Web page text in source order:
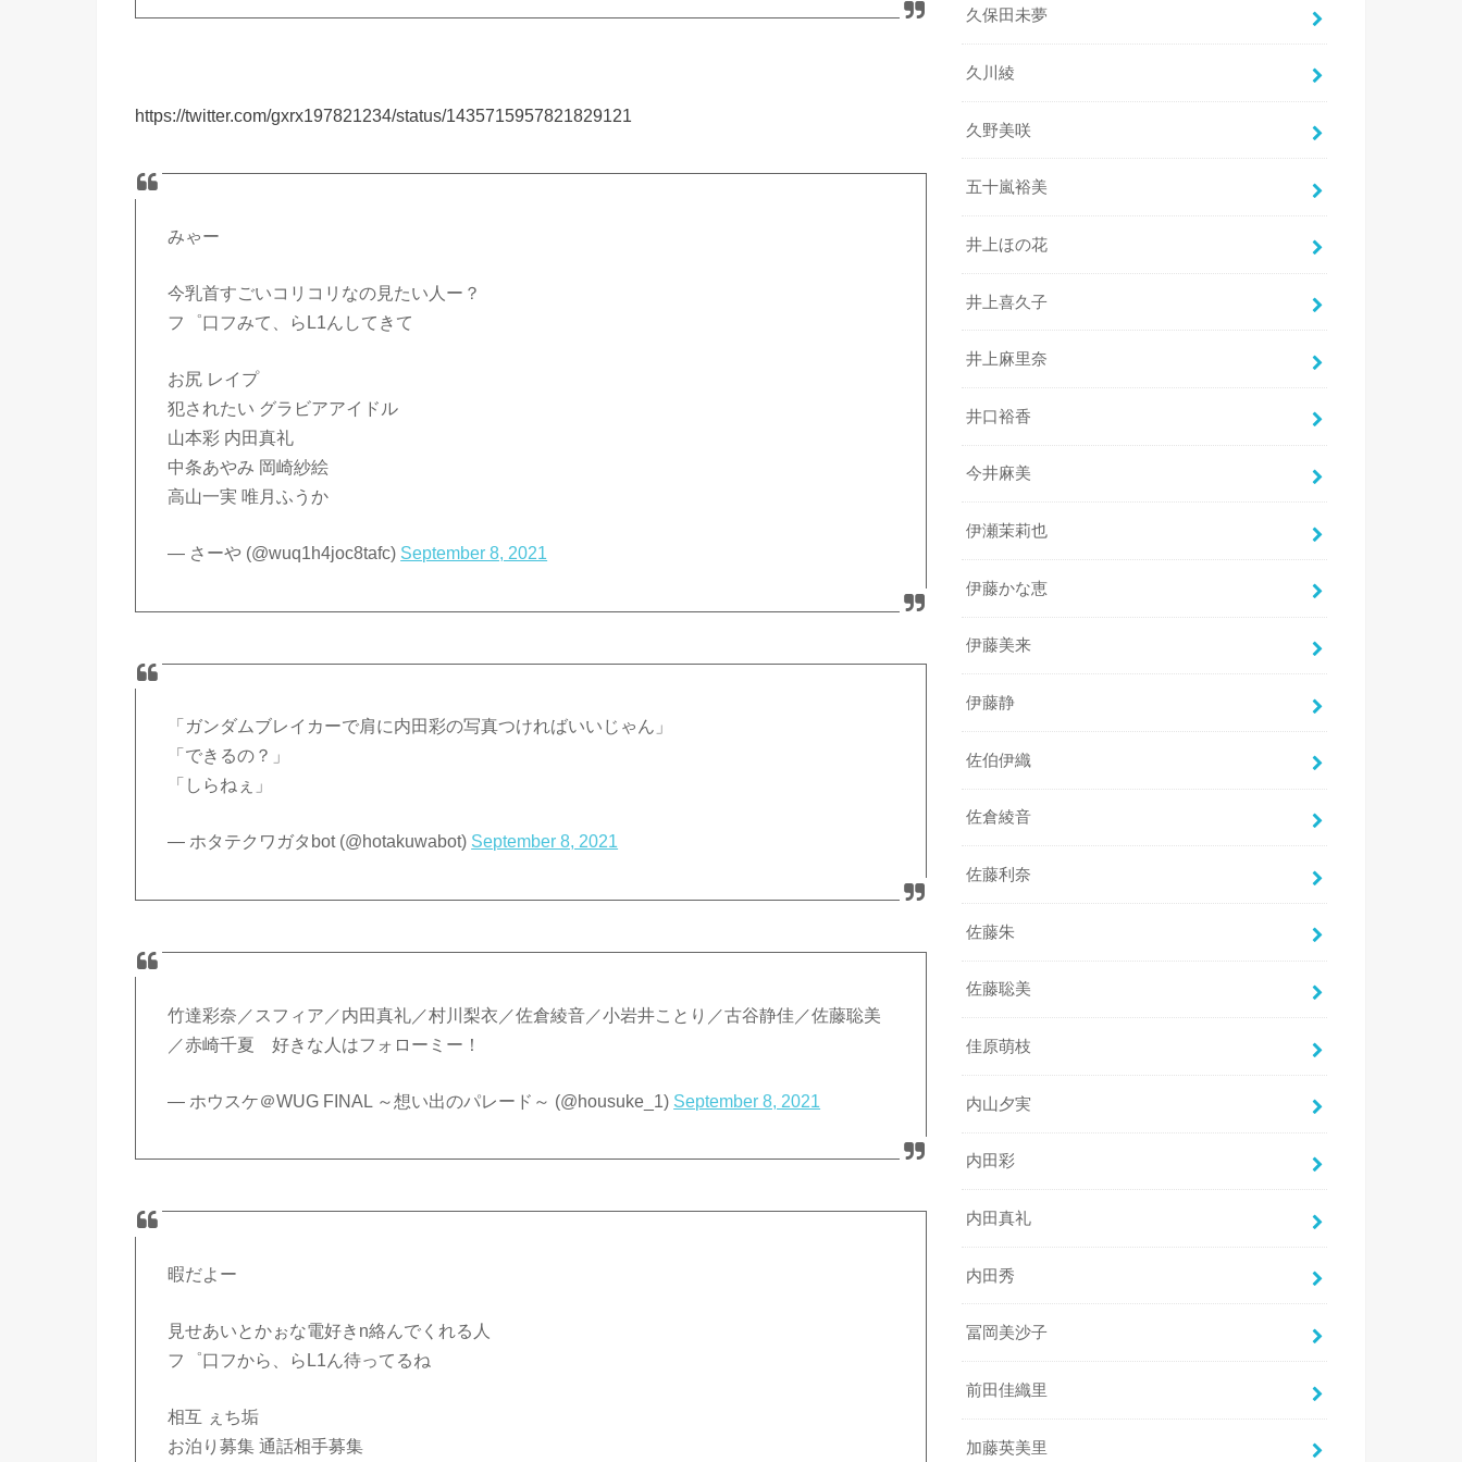
https://twitter.com/gxrx197821234/status/1435715957821829121
みゃー
今乳首すごいコリコリなの見たい人ー？
フ゜口フみて、らL1んしてきて
お尻 レイプ
犯されたい グラビアアイドル
山本彩 内田真礼
中条あやみ 岡崎紗絵
高山一実 唯月ふうか
— さーや (@wuq1h4joc8tafc) September 8, 2021
「ガンダムブレイカーで肩に内田彩の写真つければいいじゃん」
「できるの？」
「しらねぇ」
— ホタテクワガタbot (@hotakuwabot) September 8, 2021
竹達彩奈／スフィア／内田真礼／村川梨衣／佐倉綾音／小岩井ことり／古谷静佳／佐藤聡美
／赤崎千夏 好きな人はフォローミー！
— ホウスケ＠WUG FINAL ～想い出のパレード～ (@housuke_1) September 8, 2021
暇だよー
見せあいとかぉな電好きn絡んでくれる人
フ゜口フから、らL1ん待ってるね
相互 ぇち垢
お泊り募集 通話相手募集
久保田未夢
久川綾
久野美咲
五十嵐裕美
井上ほの花
井上喜久子
井上麻里奈
井口裕香
今井麻美
伊瀬茉莉也
伊藤かな恵
伊藤美来
伊藤静
佐伯伊織
佐倉綾音
佐藤利奈
佐藤朱
佐藤聡美
佳原萌枝
内山夕実
内田彩
内田真礼
内田秀
冨岡美沙子
前田佳織里
加藤英美里